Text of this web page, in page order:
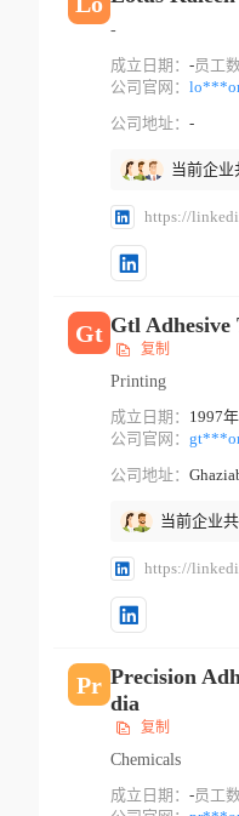
-
成立日期： -员工数
公司官网：
公司地址： -
当前企业
https://
Gt Gtl Adhesive
复制
Printing
成立日期： 1997年
公司官网：
公司地址：
当前企业
https://
Pr Precision
dia
复制
Chemicals
成立日期： -员工数